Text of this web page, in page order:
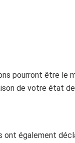
pourront être le
de votre état
ont également